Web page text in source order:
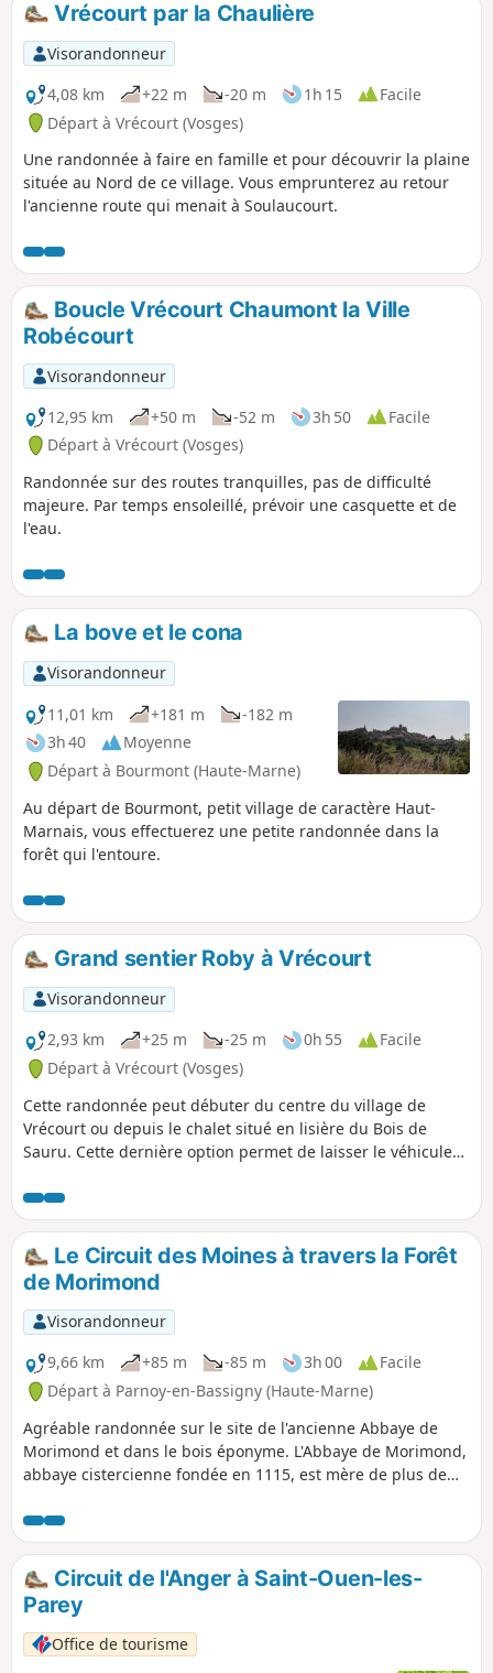
Vrécourt par la Chaulière
Visorandonneur
4,08 km
+22 m -20 m 1h 15
Facile
Départ à Vrécourt (Vosges)
Une randonnée à faire en famille et pour découvrir la plaine
située au Nord de ce village. Vous emprunterez au retour
l'ancienne route qui menait à Soulaucourt.
Boucle Vrécourt Chaumont la Ville
Robécourt
Visorandonneur
12,95 km
+50 m -52 m 3h 50
Facile
Départ à Vrécourt (Vosges)
Randonnée sur des routes tranquilles, pas de difficulté
majeure. Par temps ensoleillé, prévoir une casquette et de
l'eau.
La bove et le cona
Visorandonneur
11,01 km
+181 m
-182 m
3h 40
Moyenne
Départ à Bourmont (Haute-Marne)
Au départ de Bourmont, petit village de caractère Haut-
Marnais, vous effectuerez une petite randonnée dans la
forêt qui l'entoure.
Grand sentier Roby à Vrécourt
Visorandonneur
2,93 km
+25 m -25 m 0h 55
Facile
Départ à Vrécourt (Vosges)
Cette randonnée peut débuter du centre du village de
Vrécourt ou depuis le chalet situé en lisière du Bois de
Sauru. Cette dernière option permet de laisser le véhicule
trop forte, de ne réaliser que la partie ombragée. Elle
emprunte dans sa première partie le Petit Sentier Roby.
Le Circuit des Moines à travers la Forêt
de Morimond
Visorandonneur
9,66 km
+85 m -85 m 3h 00
Facile
Départ à Parnoy-en-Bassigny (Haute-Marne)
Agréable randonnée sur le site de l'ancienne Abbaye de
Morimond et dans le bois éponyme. L'Abbaye de Morimond,
abbaye cistercienne fondée en 1115, est mère de plus de
en Europe. Le parcours permet également de découvrir les
lacs de Morimond, ensemble de lacs artificiels créés par les
moines cisterciens et qui servaient à alimenter en eau les
différentes annexes de l'abbaye : jardins, moulins, scierie,
clouterie, ...
Circuit de l'Anger à Saint-Ouen-les-
Parey
Office de tourisme